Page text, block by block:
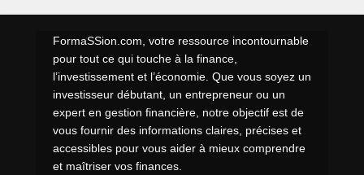
FormaSSion.com, votre ressource incontournable
pour tout ce qui touche à la finance,
l’investissement et l’économie. Que vous soyez un
investisseur débutant, un entrepreneur ou un
expert en gestion financière, notre objectif est de
vous fournir des informations claires, précises et
accessibles pour vous aider à mieux comprendre
et maîtriser vos finances.